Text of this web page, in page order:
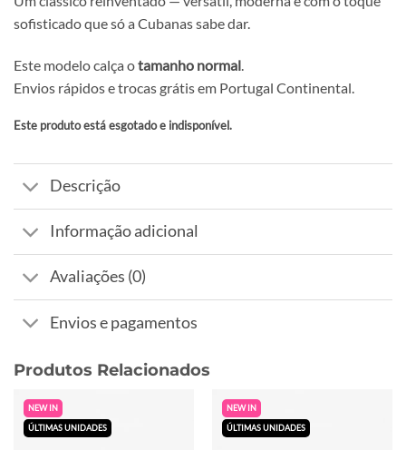
sofisticado que só a Cubanas sabe dar.
Este modelo calça otamanho normal.
Envios rápidos e trocas grátis em Portugal Continental.
Este produto está esgotado e indisponível.
Alternative:
Descrição
Informação adicional
Avaliações (0)
Envios e pagamentos
Produtos Relacionados
NEW IN
ÚLTIMAS UNIDADES
NEW IN
ÚLTIMAS UNIDADES